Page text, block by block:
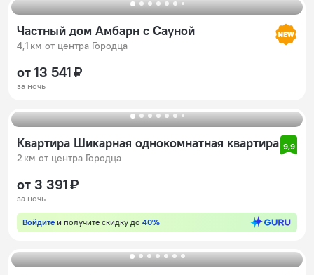
Частный дом Амбарн с Сауной
4,1 км от центра Городца
от 13 541 ₽
за ночь
Квартира Шикарная однокомнатная квартира
2 км от центра Городца
9,9
от 3 391 ₽
за ночь
Войдите и получите скидку до 40%